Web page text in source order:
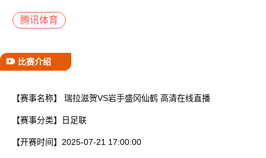
腾讯体育
比赛介绍
【赛事名称】 瑞拉滋贺VS岩手盛冈仙鹤 高清在线直播
【赛事分类】 日足联
【开赛时间】 2025-07-21 17:00:00